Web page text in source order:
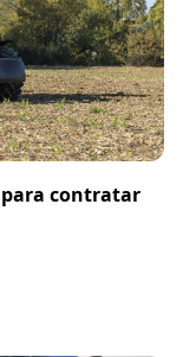
para contratar